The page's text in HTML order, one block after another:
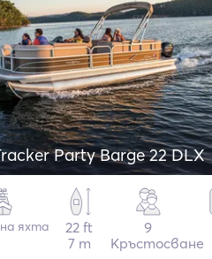
Party Barge 22 DLX
яхта
22 ft
7 m
9
Кръстосване